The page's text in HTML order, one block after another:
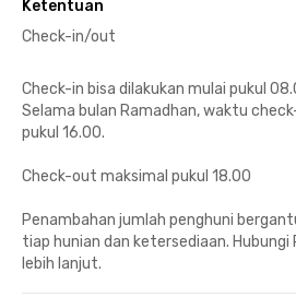
Ketentuan
Check-in/out
Check-in bisa dilakukan mulai pukul
Selama bulan Ramadhan, waktu
pukul 16.00.
Check-out maksimal pukul 18.00
Penambahan jumlah penghuni
tiap hunian dan ketersediaan.
lebih lanjut.